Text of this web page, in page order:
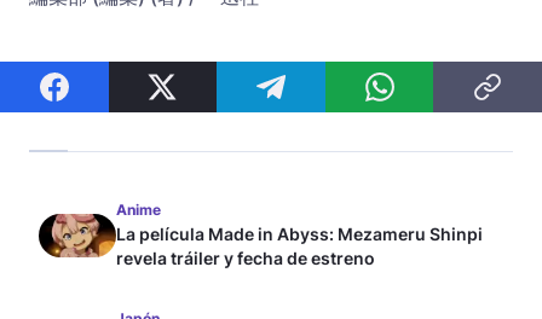
Anime
La película Made in Abyss: Mezameru Shinpi
revela tráiler y fecha de estreno